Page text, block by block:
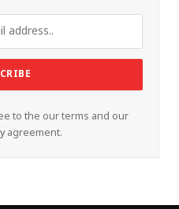
to the our terms and our
agreement.